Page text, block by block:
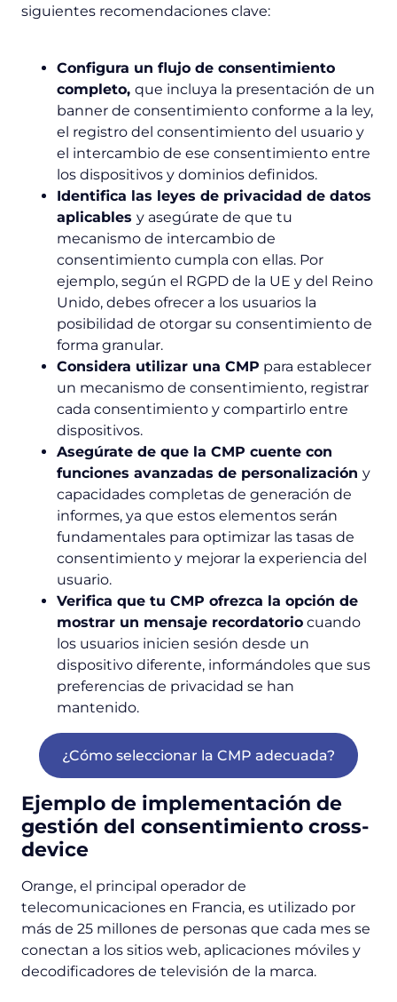
siguientes recomendaciones clave:
Configura un flujo de consentimiento
completo, que incluya la presentación de un
banner de consentimiento conforme a la ley,
el registro del consentimiento del usuario y
el intercambio de ese consentimiento entre
los dispositivos y dominios definidos.
Identifica las leyes de privacidad de datos
aplicables y asegúrate de que tu
mecanismo de intercambio de
consentimiento cumpla con ellas. Por
ejemplo, según el RGPD de la UE y del Reino
Unido, debes ofrecer a los usuarios la
posibilidad de otorgar su consentimiento de
forma granular.
Considera utilizar una CMP para establecer
un mecanismo de consentimiento, registrar
cada consentimiento y compartirlo entre
dispositivos.
Asegúrate de que la CMP cuente con
funciones avanzadas de personalización y
capacidades completas de generación de
informes, ya que estos elementos serán
fundamentales para optimizar las tasas de
consentimiento y mejorar la experiencia del
usuario.
Verifica que tu CMP ofrezca la opción de
mostrar un mensaje recordatorio cuando
los usuarios inicien sesión desde un
dispositivo diferente, informándoles que sus
preferencias de privacidad se han
mantenido.
¿Cómo seleccionar la CMP adecuada?
Ejemplo de implementación de
gestión del consentimiento cross-
device
Orange, el principal operador de
telecomunicaciones en Francia, es utilizado por
más de 25 millones de personas que cada mes se
conectan a los sitios web, aplicaciones móviles y
decodificadores de televisión de la marca.